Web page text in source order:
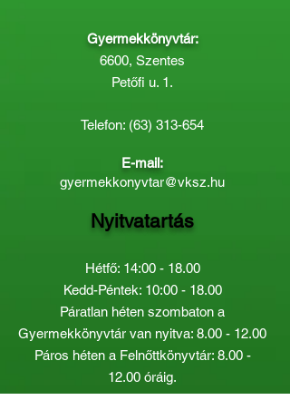
Gyermekkönyvtár:
6600, Szentes
Petőfi u. 1.
Telefon: (63) 313-654
E-mail:
gyermekkonyvtar@vksz.hu
Nyitvatartás
Hétfő: 14:00 - 18.00
Kedd-Péntek: 10:00 - 18.00
Páratlan héten szombaton a
Gyermekkönyvtár van nyitva: 8.00 - 12.00
Páros héten a Felnőttkönyvtár: 8.00 -
12.00 óráig.